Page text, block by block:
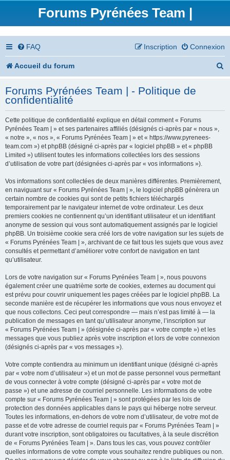
Forums Pyrénées Team |
FAQ Connexion
Inscription
Accueil du forum
h
Forums Pyrénées Team | - Politique de
confidentialité
Cette politique de confidentialité explique en détail comment « Forums
Pyrénées Team | » et ses partenaires affiliés (désignés ci-après par « nous »,
« notre », « nos », « Forums Pyrénées Team | » et « https://www.pyrenees-
team.com ») et phpBB (désigné ci-après par « logiciel phpBB » et « phpBB
Limited ») utilisent toutes les informations collectées lors des sessions
d’utilisation de votre part (désignées ci-après par « vos informations »).
Vos informations sont collectées de deux manières différentes. Premièrement,
en naviguant sur « Forums Pyrénées Team | », le logiciel phpBB génèrera un
certain nombre de cookies qui sont de petits fichiers téléchargés
temporairement par le navigateur internet de votre ordinateur. Les deux
premiers cookies ne contiennent qu’un identifiant utilisateur et un identifiant
anonyme de session qui vous sont automatiquement assignés par le logiciel
phpBB. Un troisième cookie sera créé lors de votre navigation sur les sujets de
« Forums Pyrénées Team | », archivant de ce fait tous les sujets que vous avez
consultés et permettant d’améliorer votre confort de navigation en tant
qu’utilisateur.
Lors de votre navigation sur « Forums Pyrénées Team | », nous pouvons
également créer une quatrième sorte de cookies, externes au document qui
est prévu pour couvrir uniquement les pages créées par le logiciel phpBB. La
seconde manière est de récupérer les informations que vous nous envoyez et
que nous collectons. Ceci peut correspondre — mais n’est pas limité à — la
publication de messages en tant qu’utilisateur anonyme, l’inscription sur
« Forums Pyrénées Team | » (désignée ci-après par « votre compte ») et les
messages que vous publiez après votre inscription et lors de votre connexion
(désignés ci-après par « vos messages »).
Votre compte contiendra au minimum un identifiant unique (désigné ci-après
par « votre nom d’utilisateur ») et un mot de passe personnel vous permettant
de vous connecter à votre compte (désigné ci-après par « votre mot de
passe ») et une adresse de courriel personnelle. Les informations de votre
compte sur « Forums Pyrénées Team | » sont protégées par les lois de
protection des données applicables dans le pays qui héberge notre serveur.
Toutes les informations, en-dehors de votre nom d’utilisateur, de votre mot de
passe et de votre adresse de courriel requis par « Forums Pyrénées Team | »
durant votre inscription, sont obligatoires ou facultatives, à la seule discrétion
de « Forums Pyrénées Team | ». Dans tous les cas, vous pouvez contrôler
quelles informations de votre compte vous souhaitez rendre publiques ou non.